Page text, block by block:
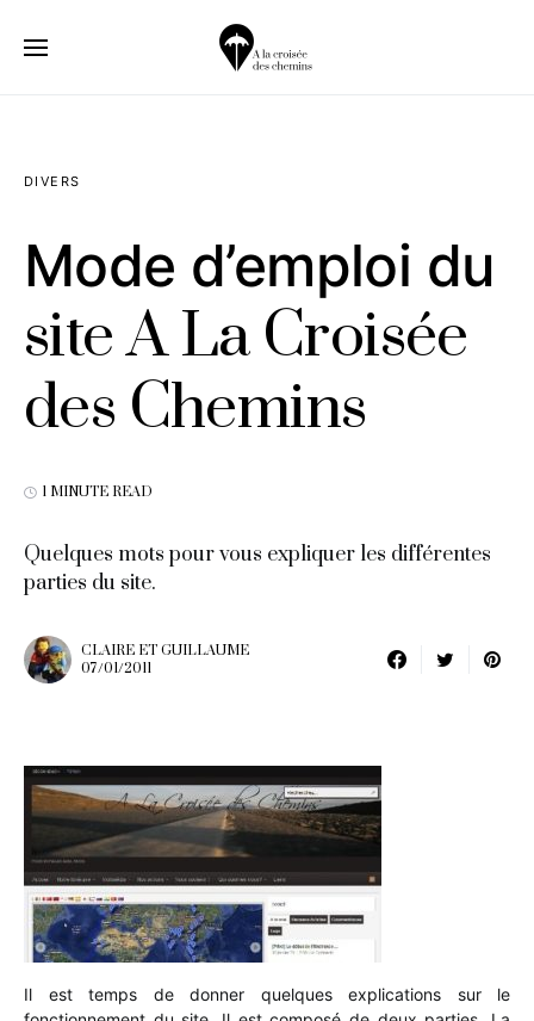
DIVERS
Mode d’emploi du
site A La Croisée
des Chemins
1 MINUTE READ
Quelques mots pour vous expliquer les différentes
parties du site.
CLAIRE ET GUILLAUME
07/01/2011
Il est temps de donner quelques explications sur le